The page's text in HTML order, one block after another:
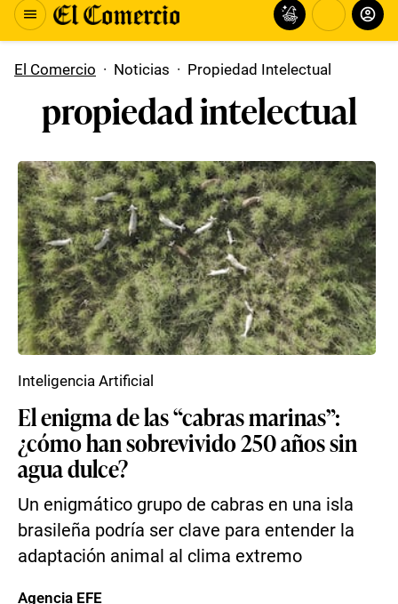
El Comercio · Noticias · Propiedad Intelectual
propiedad intelectual
El enigma de las “cabras marinas”:
¿cómo han sobrevivido 250 años sin
agua dulce?
Un enigmático grupo de cabras en una isla
brasileña podría ser clave para entender la
adaptación animal al clima extremo
Inteligencia Artificial
Agencia EFE